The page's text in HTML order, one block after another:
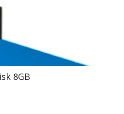
8GB